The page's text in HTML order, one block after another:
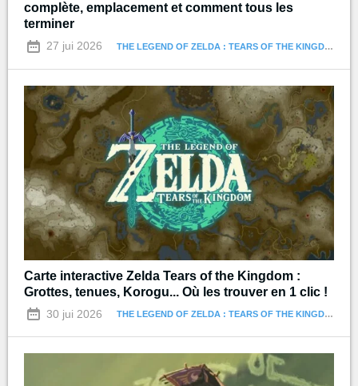
complète, emplacement et comment tous les
terminer
27 jui 2026 THE LEGEND OF ZELDA : TEARS OF THE KINGDOM
Carte interactive Zelda Tears of the Kingdom :
Grottes, tenues, Korogu... Où les trouver en 1 clic !
30 jui 2026 THE LEGEND OF ZELDA : TEARS OF THE KINGDOM